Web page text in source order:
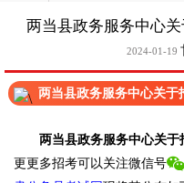
两当县政务服务中心
2024-01-19
两当县政务服务中心关
两当县政务服务中心关
更更多招考可以关注微信号